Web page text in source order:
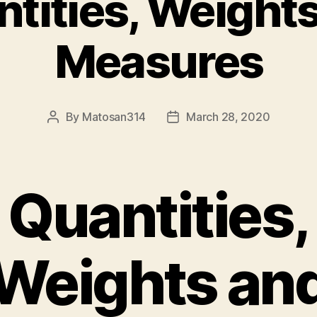
Measures
Post
By Matosan314
PostMarch 28, 2020
Quantities,